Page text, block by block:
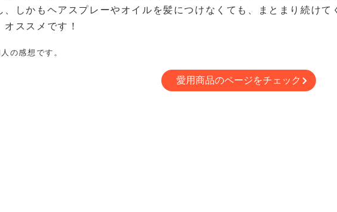
、しかもヘアスプレーやオイルを髪につけなくても、まとまり続けて
オススメです！
の感想です。
愛用商品のページをチェック